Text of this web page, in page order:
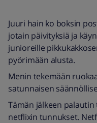
Juuri hain ko boksin
jotain päivityksiä ja
junioreille
pyörimään alusta.
Menin tekemään
satunnaisen
Tämän jälkeen
netflixin tunnukset.